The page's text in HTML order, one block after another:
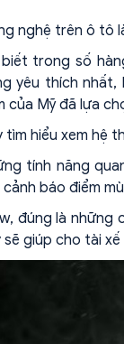
nghệ trên ô tô
trong số
yêu thích nhất,
của Mỹ đã lựa
tìm hiểu xem hệ
tính năng
cảnh báo điểm
đúng là những
sẽ giúp cho tài